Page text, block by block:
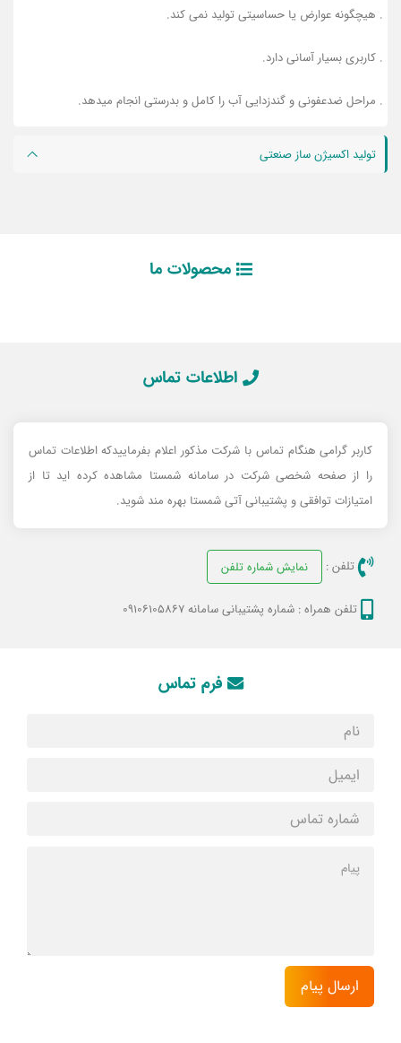
. هیچگونه عوارض یا حساسیتی تولید نمی کند.
. کاربری بسیار آسانی دارد.
. مراحل ضدعفونی و گندزدایی آب را کامل و بدرستی انجام میدهد.
تولید اکسیژن ساز صنعتی
محصولات ما
اطلاعات تماس
کاربر گرامی هنگام تماس با شرکت مذکور اعلام بفرماییدکه اطلاعات تماس
را از صفحه شخصی شرکت در سامانه شمستا مشاهده کرده اید تا از
امتیازات توافقی و پشتیبانی آتی شمستا بهره مند شوید.
تلفن : نمایش شماره تلفن
تلفن همراه : شماره پشتیبانی سامانه 09106105867
فرم تماس